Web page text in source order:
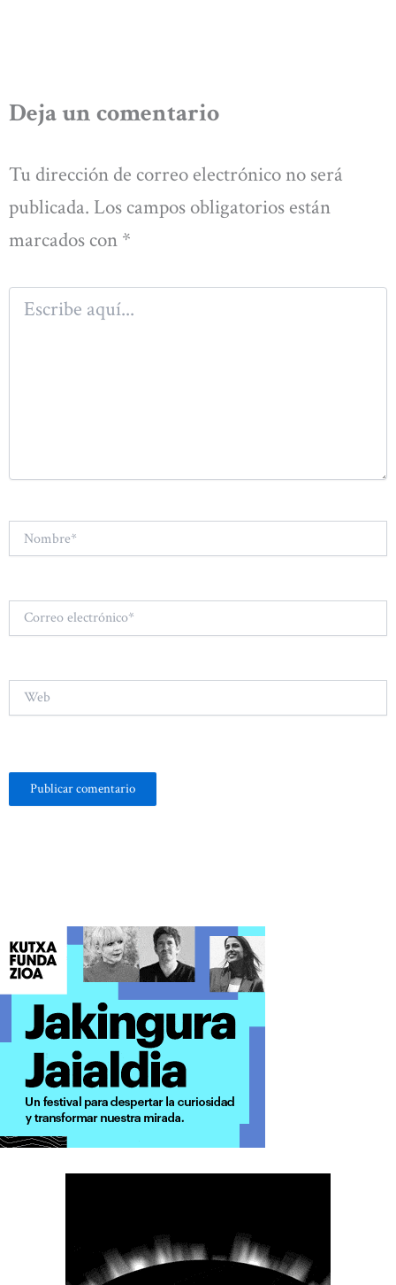
Deja un comentario
Tu dirección de correo electrónico no será
publicada. Los campos obligatorios están
marcados con *
Escribe
aquí...
Correo
electrónico*
Web